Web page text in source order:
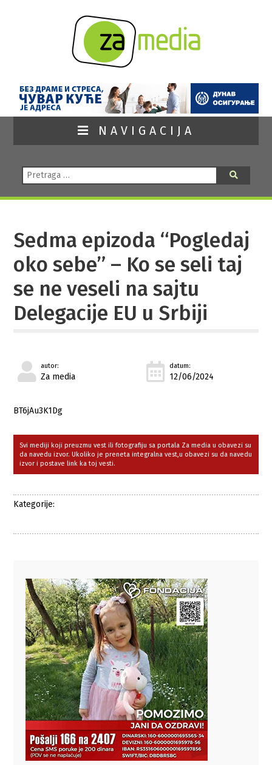
NAVIGACIJA
Pretraga:
Sedma epizoda “Pogledaj
oko sebe” – Ko se seli taj
se ne veseli na sajtu
Delegacije EU u Srbiji
autor:
Za media
datum:
12/06/2024
BT6jAu3K1Dg
Svi mediji koji preuzmu vest ili fotografiju sa portala Za media u obavezi su
da navedu izvor. Ukoliko je preneta integralna vest,u obavezi su da navedu
izvor i postave link ka toj vesti.
Kategorije: